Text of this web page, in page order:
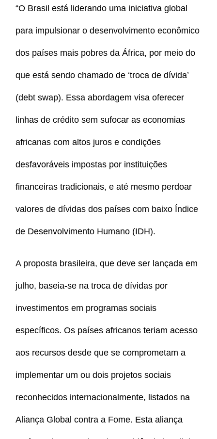
“O Brasil está liderando uma iniciativa global
para impulsionar o desenvolvimento econômico
dos países mais pobres da África, por meio do
que está sendo chamado de ‘troca de dívida’
(debt swap). Essa abordagem visa oferecer
linhas de crédito sem sufocar as economias
africanas com altos juros e condições
desfavoráveis impostas por instituições
financeiras tradicionais, e até mesmo perdoar
valores de dívidas dos países com baixo Índice
de Desenvolvimento Humano (IDH).
A proposta brasileira, que deve ser lançada em
julho, baseia-se na troca de dívidas por
investimentos em programas sociais
específicos. Os países africanos teriam acesso
aos recursos desde que se comprometam a
implementar um ou dois projetos sociais
reconhecidos internacionalmente, listados na
Aliança Global contra a Fome. Esta aliança